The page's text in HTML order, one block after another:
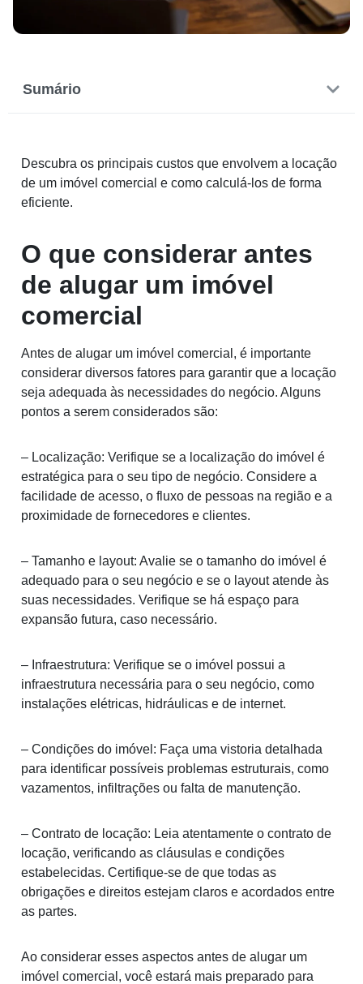
Sumário
Descubra os principais custos que envolvem a locação
de um imóvel comercial e como calculá-los de forma
eficiente.
O que considerar antes
de alugar um imóvel
comercial
Antes de alugar um imóvel comercial, é importante
considerar diversos fatores para garantir que a locação
seja adequada às necessidades do negócio. Alguns
pontos a serem considerados são:
– Localização: Verifique se a localização do imóvel é
estratégica para o seu tipo de negócio. Considere a
facilidade de acesso, o fluxo de pessoas na região e a
proximidade de fornecedores e clientes.
– Tamanho e layout: Avalie se o tamanho do imóvel é
adequado para o seu negócio e se o layout atende às
suas necessidades. Verifique se há espaço para
expansão futura, caso necessário.
– Infraestrutura: Verifique se o imóvel possui a
infraestrutura necessária para o seu negócio, como
instalações elétricas, hidráulicas e de internet.
– Condições do imóvel: Faça uma vistoria detalhada
para identificar possíveis problemas estruturais, como
vazamentos, infiltrações ou falta de manutenção.
– Contrato de locação: Leia atentamente o contrato de
locação, verificando as cláusulas e condições
estabelecidas. Certifique-se de que todas as
obrigações e direitos estejam claros e acordados entre
as partes.
Ao considerar esses aspectos antes de alugar um
imóvel comercial, você estará mais preparado para